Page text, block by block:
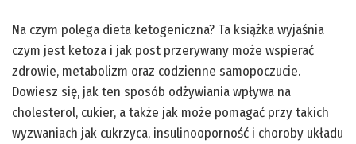
Na czym polega dieta ketogeniczna? Ta książka wyjaśnia
czym jest ketoza i jak post przerywany może wspierać
zdrowie, metabolizm oraz codzienne samopoczucie.
Dowiesz się, jak ten sposób odżywiania wpływa na
cholesterol, cukier, a także jak może pomagać przy takich
wyzwaniach jak cukrzyca, insulinooporność i choroby układu